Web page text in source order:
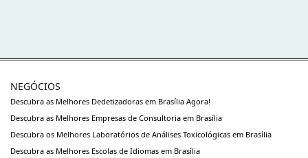
NEGÓCIOS
Descubra as Melhores Dedetizadoras em Brasília Agora!
Descubra as Melhores Empresas de Consultoria em Brasília
Descubra os Melhores Laboratórios de Análises Toxicológicas em Brasília
Descubra as Melhores Escolas de Idiomas em Brasília